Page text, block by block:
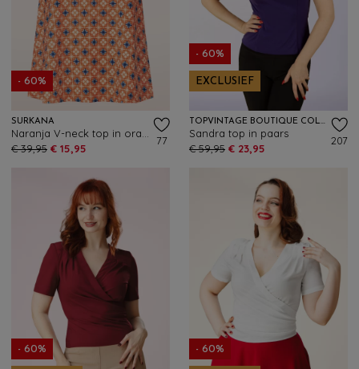
- 60%
SURKANA
€ 39,95 € 15,95
77
- 60%
EXCLUSIEF
TOPVINTAGE BOUTIQUE COLLECTION
Sandra top in paars
€ 59,95 € 23,95
207
- 60% - 60%